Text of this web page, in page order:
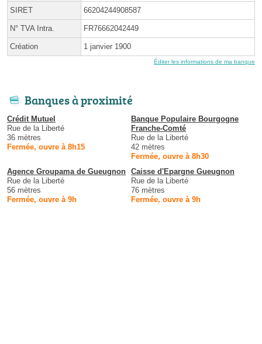
SIRET 66204244908587
N° TVA Intra. FR76662042449
Création 1 janvier 1900
Éditer les informations de ma banque
Banques à proximité
Crédit Mutuel
Rue de la Liberté
36 mètres
Fermée, ouvre à 8h15
Banque Populaire Bourgogne
Franche-Comté
Rue de la Liberté
42 mètres
Fermée, ouvre à 8h30
Agence Groupama de Gueugnon
Rue de la Liberté
56 mètres
Fermée, ouvre à 9h
Caisse d'Epargne Gueugnon
Rue de la Liberté
76 mètres
Fermée, ouvre à 9h